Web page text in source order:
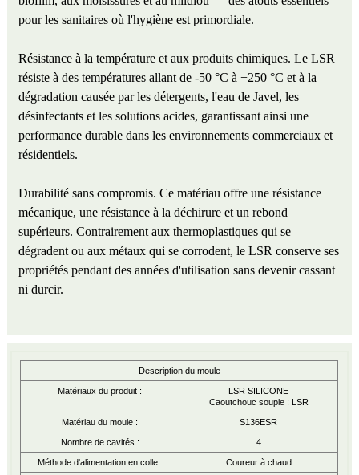
pour les sanitaires où l'hygiène est primordiale.
Résistance à la température et aux produits chimiques. Le LSR
résiste à des températures allant de -50 °C à +250 °C et à la
dégradation causée par les détergents, l'eau de Javel, les
désinfectants et les solutions acides, garantissant ainsi une
performance durable dans les environnements commerciaux et
résidentiels.
Durabilité sans compromis. Ce matériau offre une résistance
mécanique, une résistance à la déchirure et un rebond
supérieurs. Contrairement aux thermoplastiques qui se
dégradent ou aux métaux qui se corrodent, le LSR conserve ses
propriétés pendant des années d'utilisation sans devenir cassant
ni durcir.
Description du moule
Matériaux du produit :
LSR SILICONE
Caoutchouc souple : LSR
Matériau du moule : S136ESR
Nombre de cavités : 4
Méthode d'alimentation en colle : Coureur à chaud